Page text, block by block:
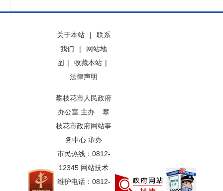
关于本站 |
联系
我们
|
网站地
图 | 收藏本站 |
法律声明
攀枝花市人民政府
办公室 主办 攀
枝花市政府网站事
务中心 承办
市民热线：0812-
12345 网站技术
维护电话：0812-